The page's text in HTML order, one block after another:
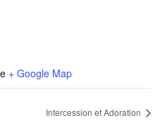
+ Google Map
Intercession et Adoration